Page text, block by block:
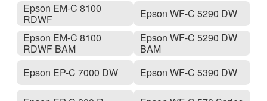
Epson EM-C 8100
RDWF
Epson EM-C 8100
RDWF BAM
Epson EP-C 7000 DW
Epson WF-C 5290 DW
Epson WF-C 5290 DW
BAM
Epson WF-C 5390 DW